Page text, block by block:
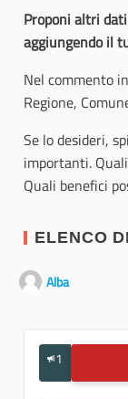
Proponi altri
aggiungendo il
Nel commento
Regione,
Se lo desideri,
importanti.
Quali benefici
ELENCO
Alba
1